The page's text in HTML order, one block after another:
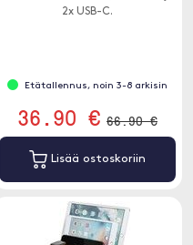
2x USB-C.
Etätallennus, noin 3-8 arkisin
36.90 € 66.90 €
Lisää ostoskoriin